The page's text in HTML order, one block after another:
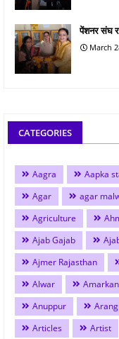
पेंशनर संघ
March
CATEGORIES
Aagra Aapka
Agar
agar
Agriculture
Ajab Gajab
Ajmer Rajasthan
Alwar
Anuppur
Arang
Articles
Artist